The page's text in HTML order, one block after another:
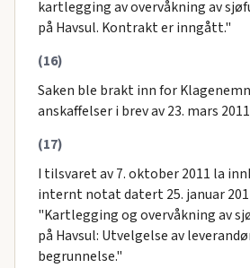
kartlegging av overvåkning av
på Havsul. Kontrakt er inngått."
(16)
Saken ble brakt inn for
anskaffelser i brev av 23. mars
(17)
I tilsvaret av 7. oktober 2011 la
internt notat datert 25. januar
"Kartlegging og overvåkning av
på Havsul: Utvelgelse av
begrunnelse."